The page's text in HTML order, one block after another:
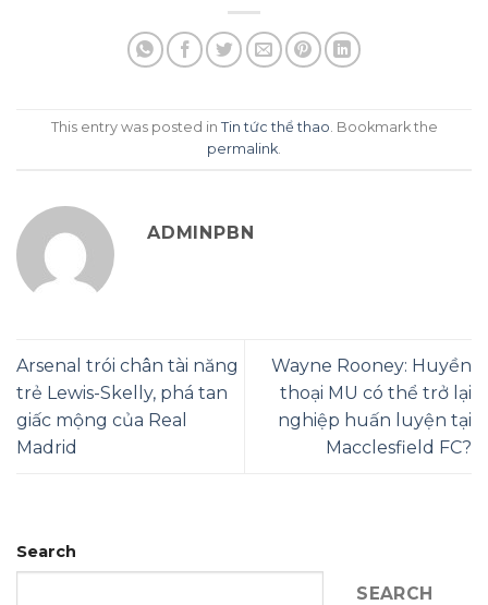
This entry was posted in Tin tức thể thao . Bookmark the
permalink
ADMINPBN
Arsenal trói chân tài năng
trẻ Lewis-Skelly, phá tan
giấc mộng của Real
Madrid
Wayne Rooney: Huyền
thoại MU có thể trở lại
nghiệp huấn luyện tại
Macclesfield FC?
Search
SEARCH